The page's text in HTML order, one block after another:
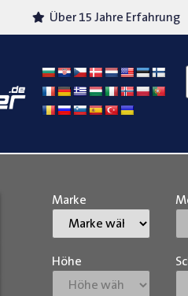
Über 15 Jahre Erfahrung
Marke
Höhe